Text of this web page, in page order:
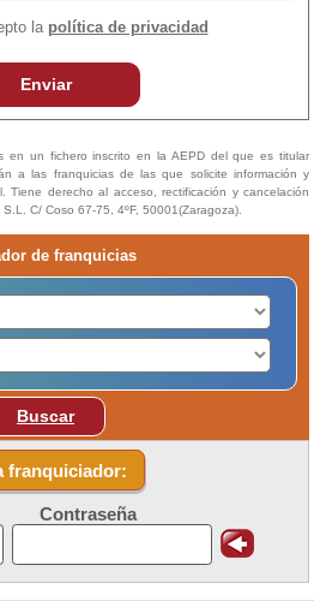
la política de privacidad
Enviar
en un fichero inscrito en la AEPD del que es titular
a las franquicias de las que solicite información y
Tiene derecho al acceso, rectificación y cancelación
C/ Coso 67-75, 4ºF, 50001(Zaragoza).
de franquicias
Buscar
franquiciador:
Contraseña